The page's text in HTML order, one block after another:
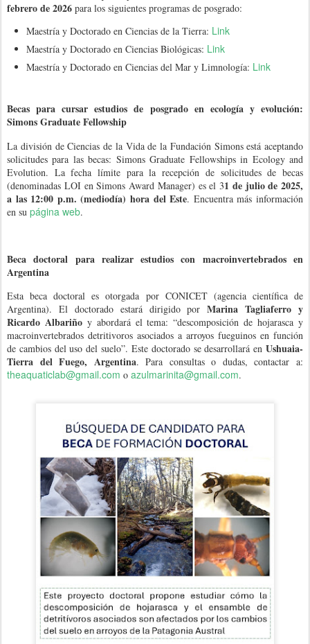
febrero de 2026 para los siguientes programas de posgrado:
Maestría y Doctorado en Ciencias de la Tierra: Link
Maestría y Doctorado en Ciencias Biológicas: Link
Maestría y Doctorado en Ciencias del Mar y Limnología: Link
Becas para cursar estudios de posgrado en ecología y evolución:
Simons Graduate Fellowship
La división de Ciencias de la Vida de la Fundación Simons está aceptando
solicitudes para las becas: Simons Graduate Fellowships in Ecology and
Evolution. La fecha límite para la recepción de solicitudes de becas
(denominadas LOI en Simons Award Manager) es el 31 de julio de 2025,
a las 12:00 p.m. (mediodía) hora del Este. Encuentra más información
en su página web.
Beca doctoral para realizar estudios con macroinvertebrados en
Argentina
Esta beca doctoral es otorgada por CONICET (agencia científica de
Argentina). El doctorado estará dirigido porMarina Tagliaferro y
Ricardo Albariñoy abordará el tema: “descomposición de hojarasca y
macroinvertebrados detritivoros asociados a arroyos fueguinos en función
de cambios del uso del suelo”. Este doctorado se desarrollará en Ushuaia-
Tierra del Fuego, Argentina. Para consultas o dudas, contactar a:
theaquaticlab@gmail.com o azulmarinita@gmail.com.